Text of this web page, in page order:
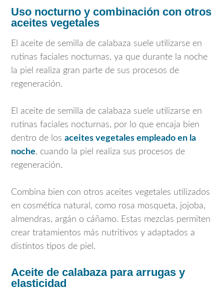
Uso nocturno y combinación con otros
aceites vegetales
El aceite de semilla de calabaza suele utilizarse en
rutinas faciales nocturnas, ya que durante la noche
la piel realiza gran parte de sus procesos de
regeneración.
El aceite de semilla de calabaza suele utilizarse en
rutinas faciales nocturnas, por lo que encaja bien
dentro de los aceites vegetales empleado en la
noche, cuando la piel realiza sus procesos de
regeneración.
Combina bien con otros aceites vegetales utilizados
en cosmética natural, como rosa mosqueta, jojoba,
almendras, argán o cáñamo. Estas mezclas permiten
crear tratamientos más nutritivos y adaptados a
distintos tipos de piel.
Aceite de calabaza para arrugas y
elasticidad